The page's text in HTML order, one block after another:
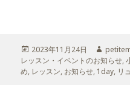
投
稿
日:
2023年11月24日
作
成
者
レッスン・イベントのお知らせ,
め, レッスン, お知らせ, 1day, リ